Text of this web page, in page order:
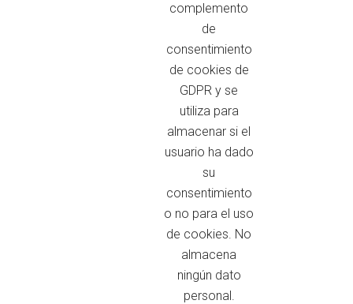
complemento
de
consentimiento
de cookies de
GDPR y se
utiliza para
almacenar si el
usuario ha dado
su
consentimiento
o no para el uso
de cookies. No
almacena
ningún dato
personal.